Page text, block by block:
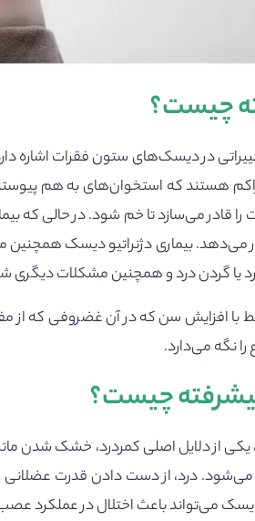
چیست؟
در دیسک‌های ستون فقرات اشاره
هستند که استخوان‌های به هم
قادر می‌سازد تا خم شود. در حالی که
می‌دهد. بیماری دژنراتیو دیسک
یا گردن درد و همچنین مشکلات دیگری
با افزایش سن که در آن غضروفی
نگه می‌دارد.
چیست؟
از دلایل اصلی کمردرد، خشک شدن
می‌شود. درد، از دست دادن قدرت
می‌تواند باعث اختلال در عملکرد